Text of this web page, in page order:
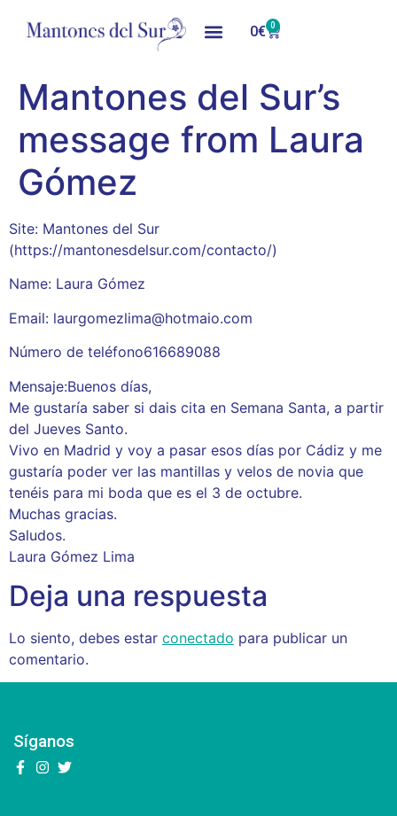
0€ 0
Mantones del Sur’s
message from Laura
Gómez
Site: Mantones del Sur
(https://mantonesdelsur.com/contacto/)
Name: Laura Gómez
Email: laurgomezlima@hotmaio.com
Número de teléfono616689088
Mensaje:Buenos días,
Me gustaría saber si dais cita en Semana Santa, a partir
del Jueves Santo.
Vivo en Madrid y voy a pasar esos días por Cádiz y me
gustaría poder ver las mantillas y velos de novia que
tenéis para mi boda que es el 3 de octubre.
Muchas gracias.
Saludos.
Laura Gómez Lima
Deja una respuesta
Lo siento, debes estar conectado para publicar un
comentario.
Síganos